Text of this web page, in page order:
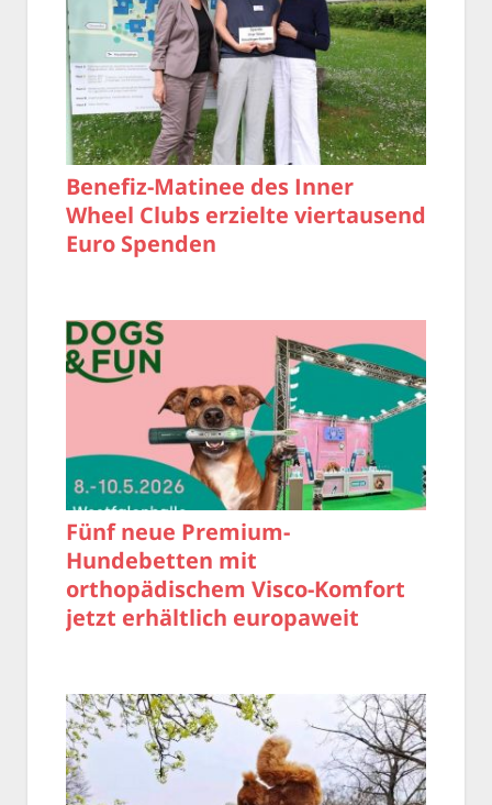
Benefiz-Matinee des Inner
Wheel Clubs erzielte viertausend
Euro Spenden
Fünf neue Premium-
Hundebetten mit
orthopädischem Visco-Komfort
jetzt erhältlich europaweit